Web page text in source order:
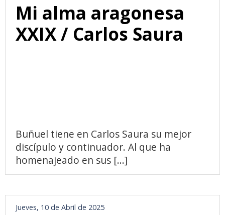
Mi alma aragonesa
XXIX / Carlos Saura
Buñuel tiene en Carlos Saura su mejor
discípulo y continuador. Al que ha
homenajeado en sus [...]
Jueves, 10 de Abril de 2025